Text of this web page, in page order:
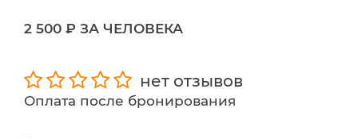
2 500 ₽ ЗА ЧЕЛОВЕКА
нет отзывов
Оплата после бронирования